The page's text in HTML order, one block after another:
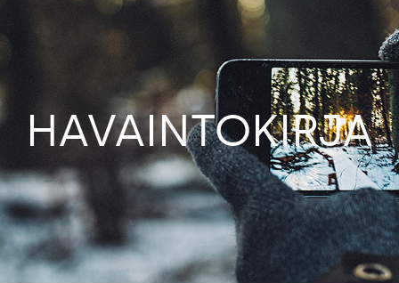
HAVAINTOKIRJA